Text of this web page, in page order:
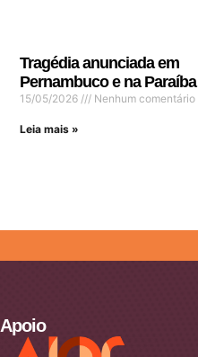
Tragédia anunciada em
Pernambuco e na Paraíba
15/05/2026 Nenhum comentário
Leia mais »
Apoio